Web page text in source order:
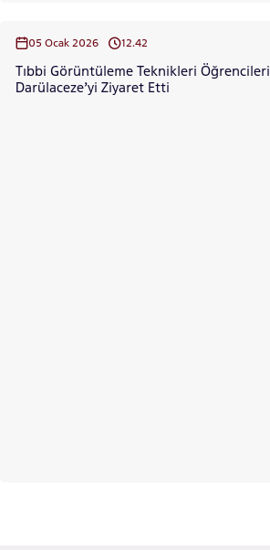
05 Ocak 2026 12.42
Tıbbi Görüntüleme Teknikleri Öğrencileri
Darülaceze’yi Ziyaret Etti